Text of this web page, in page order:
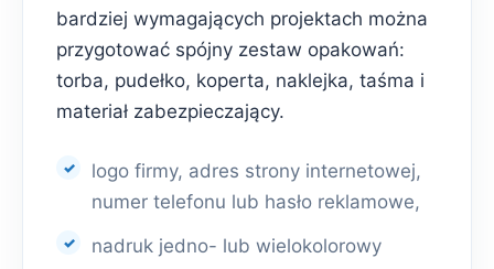
bardziej wymagających projektach można
przygotować spójny zestaw opakowań:
torba, pudełko, koperta, naklejka, taśma i
materiał zabezpieczający.
logo firmy, adres strony internetowej,
numer telefonu lub hasło reklamowe,
nadruk jedno- lub wielokolorowy